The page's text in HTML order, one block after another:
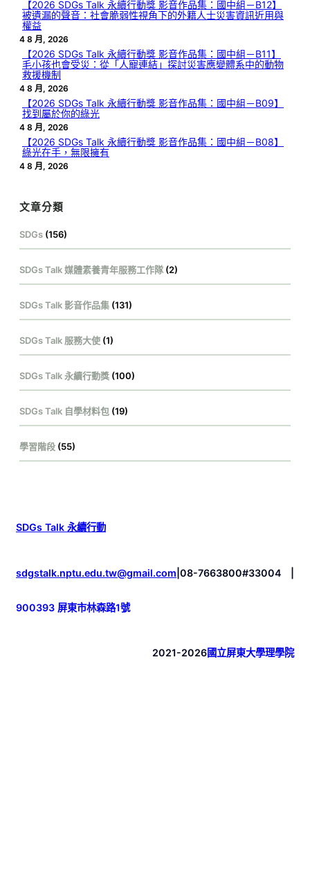
【2026 SDGs Talk 永續行動獎 影音作品集：國中組－B12】
被遺漏的聲音：社會脆弱性視角下的外籍人士災害資訊近用與
權益
4 8 月, 2026
【2026 SDGs Talk 永續行動獎 影音作品集：國中組－B11】
毛小孩也會受災：從「人寵連結」探討災害應變體系中的動物
救援機制
4 8 月, 2026
【2026 SDGs Talk 永續行動獎 影音作品集：國中組－B09】
找到屬於你的綠光
4 8 月, 2026
【2026 SDGs Talk 永續行動獎 影音作品集：國中組－B08】
綠光在手，無限擁有
4 8 月, 2026
文章分類
SDGs (156)
SDGs Talk 媒體素養青年服務工作隊 (2)
SDGs Talk 影音作品集 (131)
SDGs Talk 服務大使 (1)
SDGs Talk 永續行動獎 (100)
SDGs Talk 自學材料包 (19)
學習階段 (55)
SDGs Talk 永續行動
sdgstalk.nptu.edu.tw@gmail.com 08-7663800#33004
900393 屏東市林森路1號
2021-2026國立屏東大學理學院